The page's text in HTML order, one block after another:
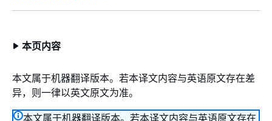
本页内容
本文属于机器翻译版本。若本译文内容与英语原文存在差
异，则一律以英文原文为准。
本文属于机器翻译版本。若本译文内容与英语原文存在